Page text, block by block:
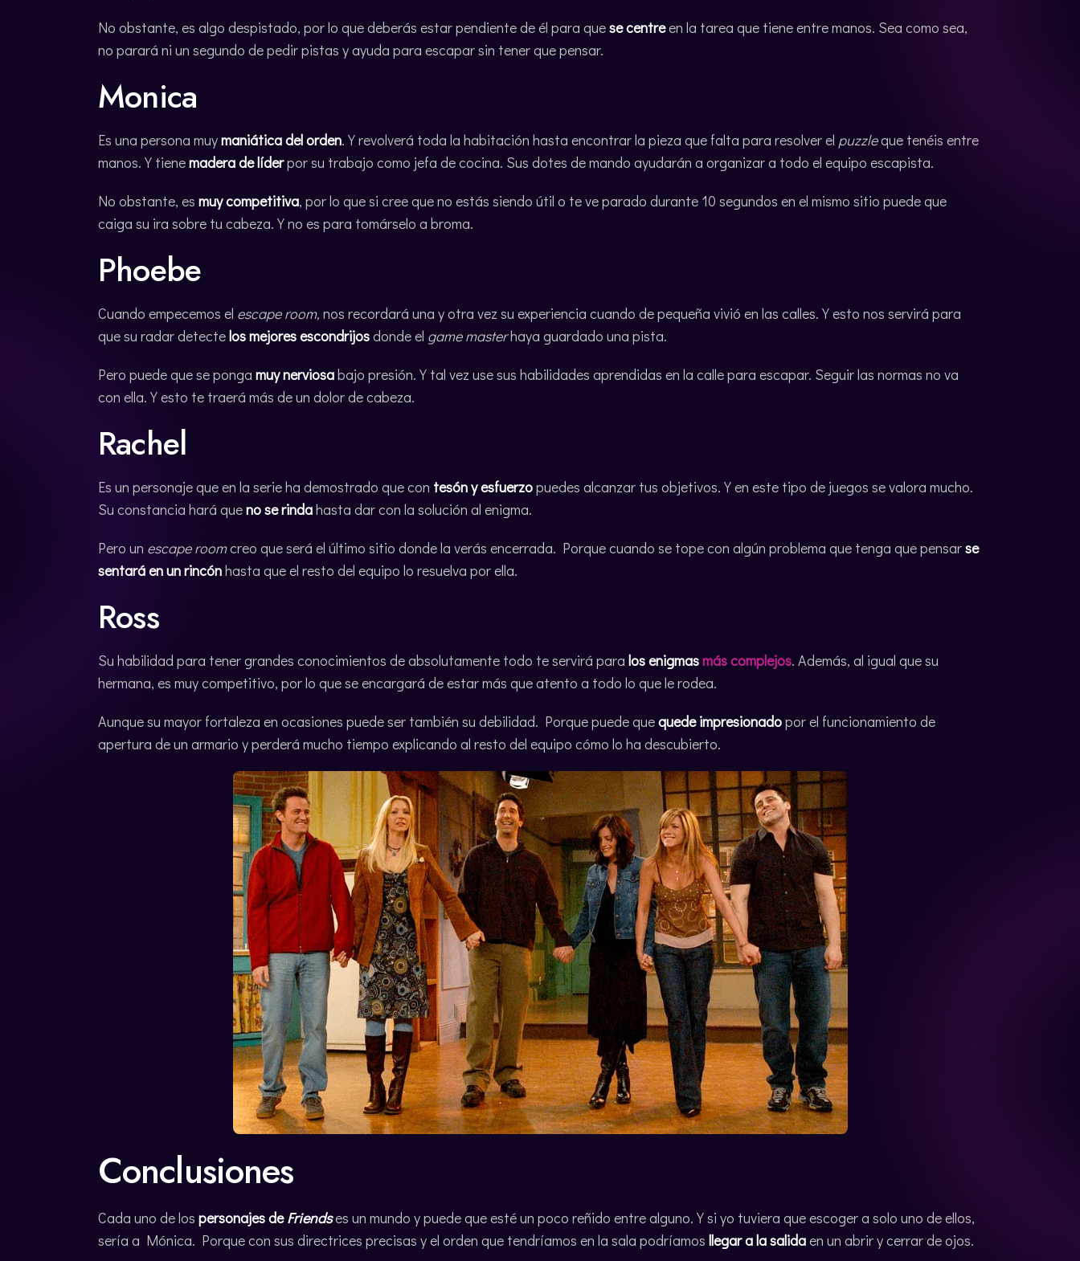
No obstante, es algo despistado, por lo que deberás estar pendiente de él para quese centreen la tarea que tiene entre manos. Sea como sea,
no parará ni un segundo de pedir pistas y ayuda para escapar sin tener que pensar.
Monica
Es una persona muymaniática del orden. Y revolverá toda la habitación hasta encontrar la pieza que falta para resolver el puzzleque tenéis entre
manos. Y tienemadera de líderpor su trabajo como jefa de cocina. Sus dotes de mando ayudarán a organizar a todo el equipo escapista.
No obstante, es muy competitiva, por lo que si cree que no estás siendo útil o te ve parado durante 10 segundos en el mismo sitio puede que
caiga su ira sobre tu cabeza. Y no es para tomárselo a broma.
Phoebe
Cuando empecemos el escape room, nos recordará una y otra vez su experiencia cuando de pequeña vivió en las calles. Y esto nos servirá para
que su radar detectelos mejores escondrijosdonde el game masterhaya guardado una pista.
Pero puede que se ponga muy nerviosabajo presión. Y tal vez use sus habilidades aprendidas en la calle para escapar. Seguir las normas no va
con ella. Y esto te traerá más de un dolor de cabeza.
Rachel
Es un personaje que en la serie ha demostrado que con tesón y esfuerzopuedes alcanzar tus objetivos. Y en este tipo de juegos se valora mucho.
Su constancia hará queno se rindahasta dar con la solución al enigma.
Pero un escape roomcreo que será el último sitio donde la verás encerrada. Porque cuando se tope con algún problema que tenga que pensarse
sentará en un rincónhasta que el resto del equipo lo resuelva por ella.
Ross
Su habilidad para tener grandes conocimientos de absolutamente todo te servirá para los enigmasmás complejos. Además, al igual que su
hermana, es muy competitivo, por lo que se encargará de estar más que atento a todo lo que le rodea.
Aunque su mayor fortaleza en ocasiones puede ser también su debilidad. Porque puede quequede impresionadopor el funcionamiento de
apertura de un armario y perderá mucho tiempo explicando al resto del equipo cómo lo ha descubierto.
Conclusiones
Cada uno de los personajes deFriendses un mundo y puede que esté un poco reñido entre alguno. Y si yo tuviera que escoger a solo uno de ellos,
sería a Mónica. Porque con sus directrices precisas y el orden que tendríamos en la sala podríamos llegar a la salidaen un abrir y cerrar de ojos.